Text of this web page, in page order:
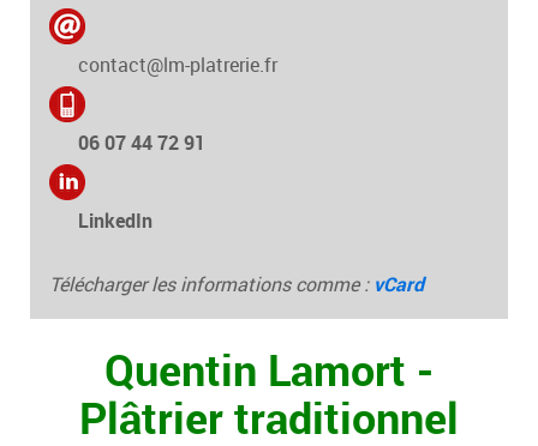
contact@lm-platrerie.fr
06 07 44 72 91
LinkedIn
Télécharger les informations comme : vCard
Quentin Lamort -
Plâtrier traditionnel